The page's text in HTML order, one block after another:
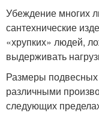
Убеждение многих
сантехнические
«хрупких» людей,
выдерживать
Размеры
различными
следующих